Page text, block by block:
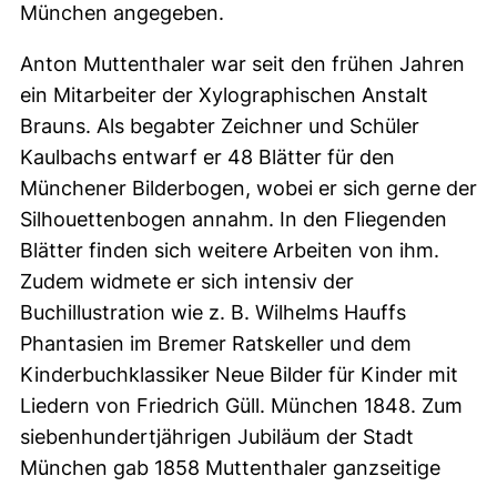
München angegeben.
Anton Muttenthaler war seit den frühen Jahren
ein Mitarbeiter der Xylographischen Anstalt
Brauns. Als begabter Zeichner und Schüler
Kaulbachs entwarf er 48 Blätter für den
Münchener Bilderbogen, wobei er sich gerne der
Silhouettenbogen annahm. In den Fliegenden
Blätter finden sich weitere Arbeiten von ihm.
Zudem widmete er sich intensiv der
Buchillustration wie z. B. Wilhelms Hauffs
Phantasien im Bremer Ratskeller und dem
Kinderbuchklassiker Neue Bilder für Kinder mit
Liedern von Friedrich Güll. München 1848. Zum
siebenhundertjährigen Jubiläum der Stadt
München gab 1858 Muttenthaler ganzseitige